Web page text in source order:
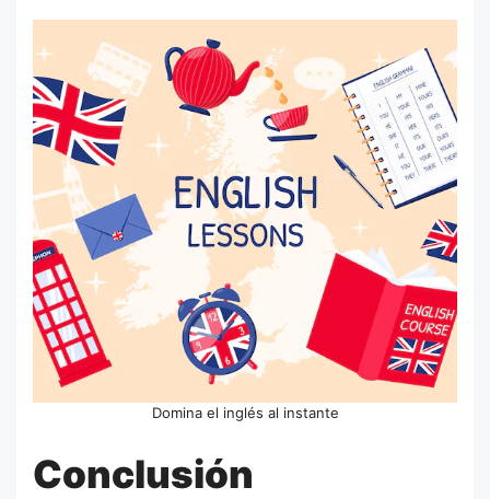
Domina el inglés al instante
Conclusión